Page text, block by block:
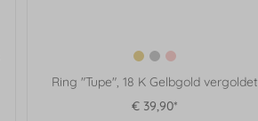
Ring "Tupe", 18 K Gelbgold vergoldet
€ 39,90*